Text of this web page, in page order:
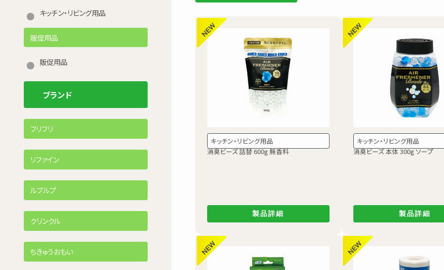
キッチン・リビング用品
販促用品
販促用品
ブランド
フリフリ
リファイン
ルプルプ
クリンクル
ちきゅうおもい
キッチン・リビング用品
消臭ビーズ 詰替 600g 無香料
製品詳細
キッチン・リビング用品
消臭ビーズ 本体 300g ソープ
製品詳細